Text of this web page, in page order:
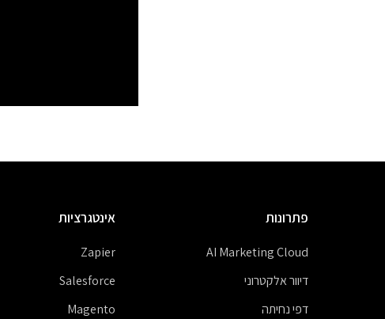
פתרונות
AI Marketing Cloud
דיוור אלקטרוני
דפי נחיתה
אינטגרציות
Zapier
Salesforce
Magento